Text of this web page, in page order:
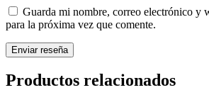
Guarda mi nombre, correo electrónico y
para la próxima vez que comente.
Productos relacionados